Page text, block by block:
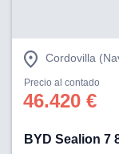
Cordovilla
Precio al contado
46.420 €
BYD Sealion 7